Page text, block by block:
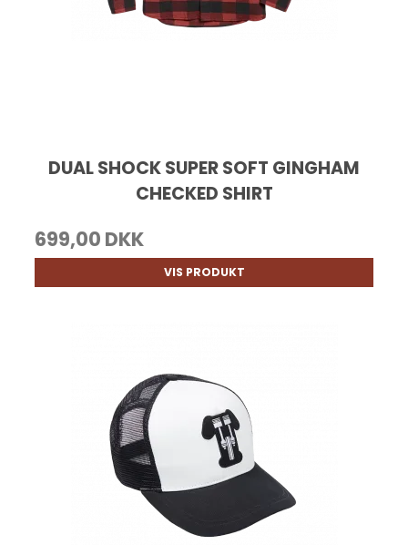
DUAL SHOCK SUPER SOFT GINGHAM
CHECKED SHIRT
699,00 DKK
VIS PRODUKT